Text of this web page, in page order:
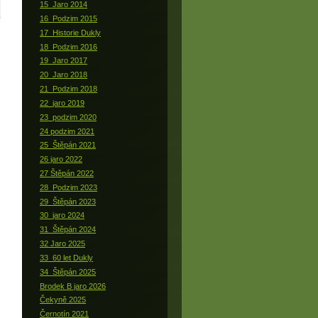
15_Jaro 2014
16_Podzim 2015
17_Historie Dukly
18_Podzim 2016
19_Jaro 2017
20_Jaro 2018
21_Podzim 2018
22_jaro 2019
23_podzim 2020
24 podzim 2021
25_Štěpán 2021
26 jaro 2022
27 Štěpán 2022
28_Podzim 2023
29_Štěpán 2023
30_jaro 2024
31_Štěpán 2024
32 Jaro 2025
33_60 let Dukly
34_Štěpán 2025
Brodek B jaro 2026
Čekyně 2025
Černotín 2021